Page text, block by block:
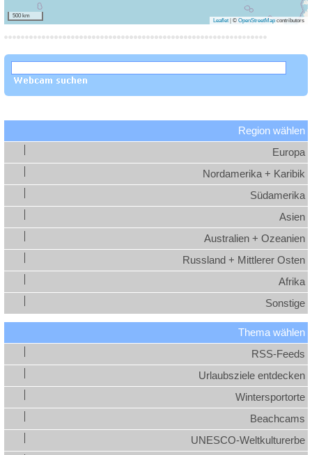
500 km
Leaflet © OpenStreetMap contributors
Region wählen
Europa
Nordamerika + Karibik
Südamerika
Asien
Australien + Ozeanien
Russland + Mittlerer Osten
Afrika
Sonstige
Thema wählen
RSS-Feeds
Urlaubsziele entdecken
Wintersportorte
Beachcams
UNESCO-Weltkulturerbe